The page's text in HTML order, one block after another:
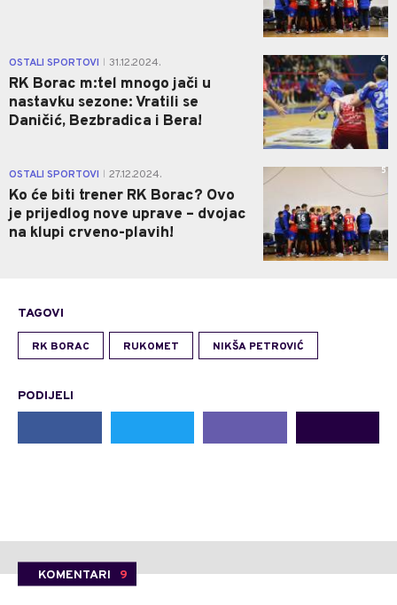
OSTALI SPORTOVI 31.12.2024.
RK Borac m:tel mnogo jači u
nastavku sezone: Vratili se
Daničić, Bezbradica i Bera!
6
OSTALI SPORTOVI 27.12.2024.
Ko će biti trener RK Borac? Ovo
je prijedlog nove uprave – dvojac
na klupi crveno-plavih!
5
TAGOVI
RK BORAC RUKOMET NIKŠA PETROVIĆ
PODIJELI
KOMENTARI 9